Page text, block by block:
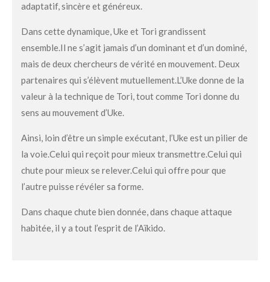
adaptatif, sincère et généreux.
Dans cette dynamique, Uke et Tori grandissent
ensemble.Il ne s’agit jamais d’un dominant et d’un dominé,
mais de deux chercheurs de vérité en mouvement. Deux
partenaires qui s’élèvent mutuellement.L’Uke donne de la
valeur à la technique de Tori, tout comme Tori donne du
sens au mouvement d’Uke.
Ainsi, loin d’être un simple exécutant, l’Uke est un pilier de
la voie.Celui qui reçoit pour mieux transmettre.Celui qui
chute pour mieux se relever.Celui qui offre pour que
l’autre puisse révéler sa forme.
Dans chaque chute bien donnée, dans chaque attaque
habitée, il y a tout l’esprit de l’Aïkido.